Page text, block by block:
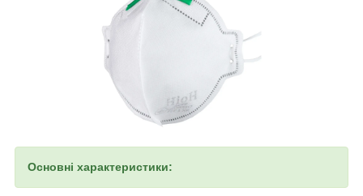
Основні характеристики: